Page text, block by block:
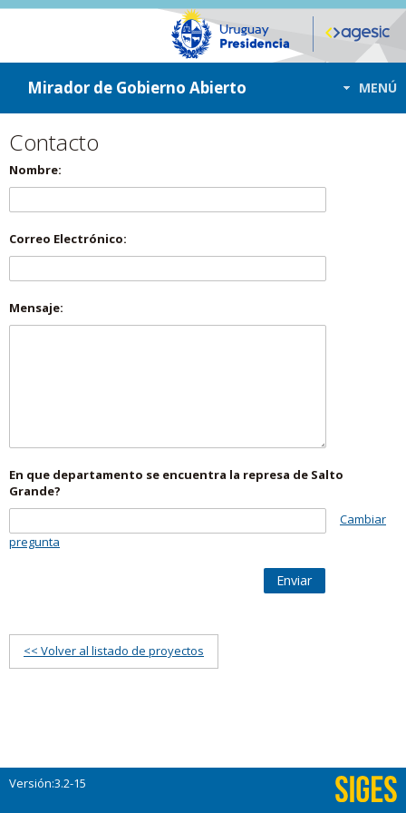
ir a contenido
ir al menú
Mirador de Gobierno Abierto MENÚ
Contacto
Nombre:
Correo Electrónico:
Mensaje:
En que departamento se encuentra la represa de Salto
Grande?
Cambiar
pregunta
Enviar
<< Volver al listado de proyectos
Versión:3.2-15